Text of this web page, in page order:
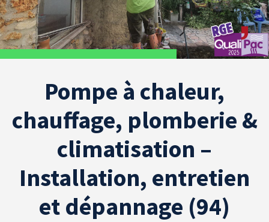
Pompe à chaleur,
chauffage, plomberie &
climatisation –
Installation, entretien
et dépannage (94)